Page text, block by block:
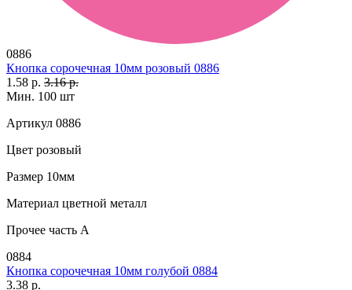
0886
Кнопка сорочечная 10мм розовый 0886
1.58 р. 3.16 р.
Мин. 100 шт
Артикул 0886
Цвет розовый
Размер 10мм
Материал цветной металл
Прочее часть A
0884
Кнопка сорочечная 10мм голубой 0884
3.38 р.